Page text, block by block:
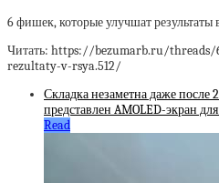
6 фишек, которые улучшат
Читать: https://bezumarb.ru/
rezultaty-v-rsya.512/
Складка незаметна даже после
представлен AMOLED-экран
Read